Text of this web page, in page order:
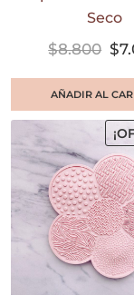
Seco
$8.800 $
AÑADIR AL